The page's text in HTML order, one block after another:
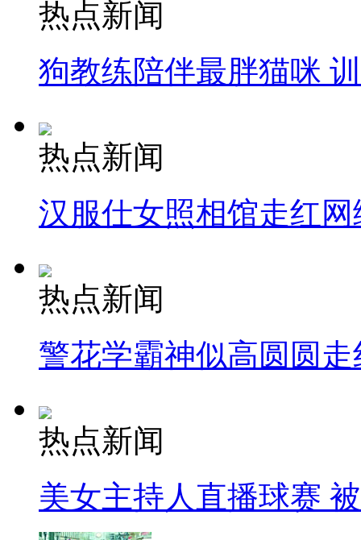
热点新闻
狗教练陪伴最胖猫咪
热点新闻
汉服仕女照相馆走红网
热点新闻
警花学霸神似高圆圆走
热点新闻
美女主持人直播球赛